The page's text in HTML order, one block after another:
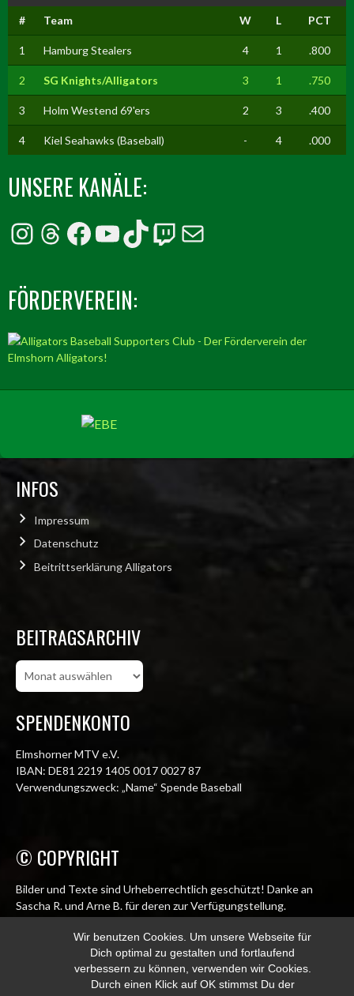
Wir benutzen Cookies. Um unsere Webseite für
Dich optimal zu gestalten und fortlaufend
verbessern zu können, verwenden wir Cookies.
Durch einen Klick auf OK stimmst Du der
# Team W L PCT
1 Hamburg Stealers 4 1 .800
2 SG Knights/Alligators 3 1 .750
3 Holm Westend 69'ers 2 3 .400
4 Kiel Seahawks (Baseball) - 4 .000
UNSERE KANÄLE:
Instagram
Threads
Facebook
YouTube
TikTok
Twitch
E-Mail
FÖRDERVEREIN:
INFOS
Impressum
Datenschutz
Beitrittserklärung Alligators
BEITRAGSARCHIV
Beitragsarchiv
SPENDENKONTO
Elmshorner MTV e.V.
IBAN: DE81 2219 1405 0017 0027 87
Verwendungszweck: „Name“ Spende Baseball
© COPYRIGHT
Bilder und Texte sind Urheberrechtlich geschützt! Danke an
Sascha R. und Arne B. für deren zur Verfügungstellung.
© Elmshorn Alligators 1998 – 2026
info@alligators.de